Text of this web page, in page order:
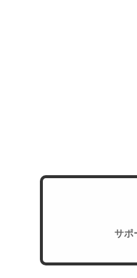
サポ